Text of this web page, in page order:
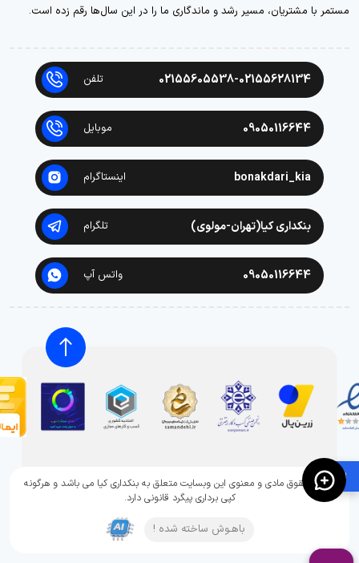
🛍️
مستمر با مشتریان، مسیر رشد و ماندگاری ما را در این سال‌ها رقم زده است.
02155605538-02155628134 تلفن
09050116644 موبایل
bonakdari_kia اینستاگرام
بنکداری کیا(تهران-مولوی) تلگرام
09050116644 واتس آپ
تمامی حقوق مادی و معنوی این وبسایت متعلق به بنکداری کیا می باشد و هرگونه
کپی برداری پیگرد قانونی دارد.
باهـوش ساخته شده !